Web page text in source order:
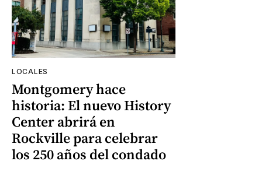
LOCALES
Montgomery hace
historia: El nuevo History
Center abrirá en
Rockville para celebrar
los 250 años del condado